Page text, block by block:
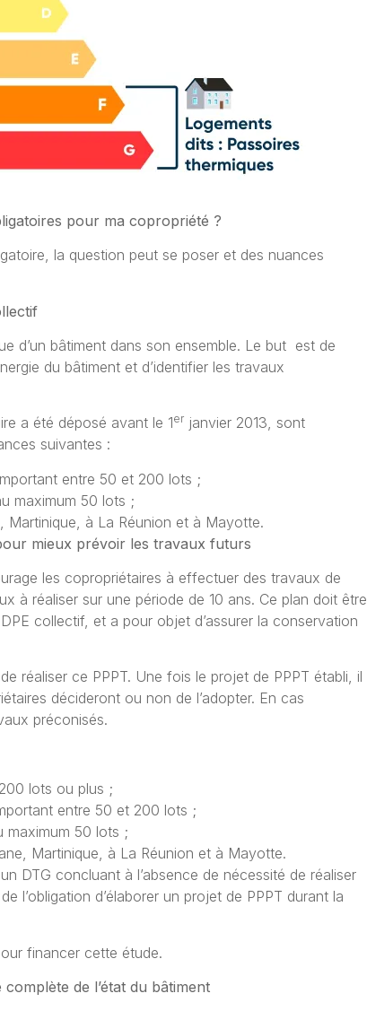
pour ma copropriété ?
la question peut se poser et des nuances
d’un bâtiment dans son ensemble. Le but est de
du bâtiment et d’identifier les travaux
a été déposé avant le 1er janvier 2013, sont
suivantes :
entre 50 et 200 lots ;
maximum 50 lots ;
Martinique, à La Réunion et à Mayotte.
mieux prévoir les travaux futurs
les copropriétaires à effectuer des travaux de
à réaliser sur une période de 10 ans. Ce plan doit être
collectif, et a pour objet d’assurer la conservation
réaliser ce PPPT. Une fois le projet de PPPT établi, il
décideront ou non de l’adopter. En cas
préconisés.
lots ou plus ;
entre 50 et 200 lots ;
maximum 50 lots ;
Martinique, à La Réunion et à Mayotte.
DTG concluant à l’absence de nécessité de réaliser
l’obligation d’élaborer un projet de PPPT durant la
financer cette étude.
de l’état du bâtiment